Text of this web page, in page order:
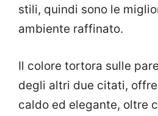
stili, quindi sono le
ambiente raffinato.
Il colore tortora sulle
degli altri due citati,
caldo ed elegante, oltre